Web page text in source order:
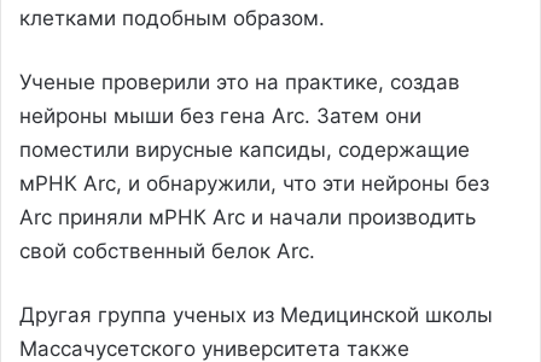
клетками подобным образом.
Ученые проверили это на практике, создав
нейроны мыши без гена Arc. Затем они
поместили вирусные капсиды, содержащие
мРНК Arc, и обнаружили, что эти нейроны без
Arc приняли мРНК Arc и начали производить
свой собственный белок Arc.
Другая группа ученых из Медицинской школы
Массачусетского университета также